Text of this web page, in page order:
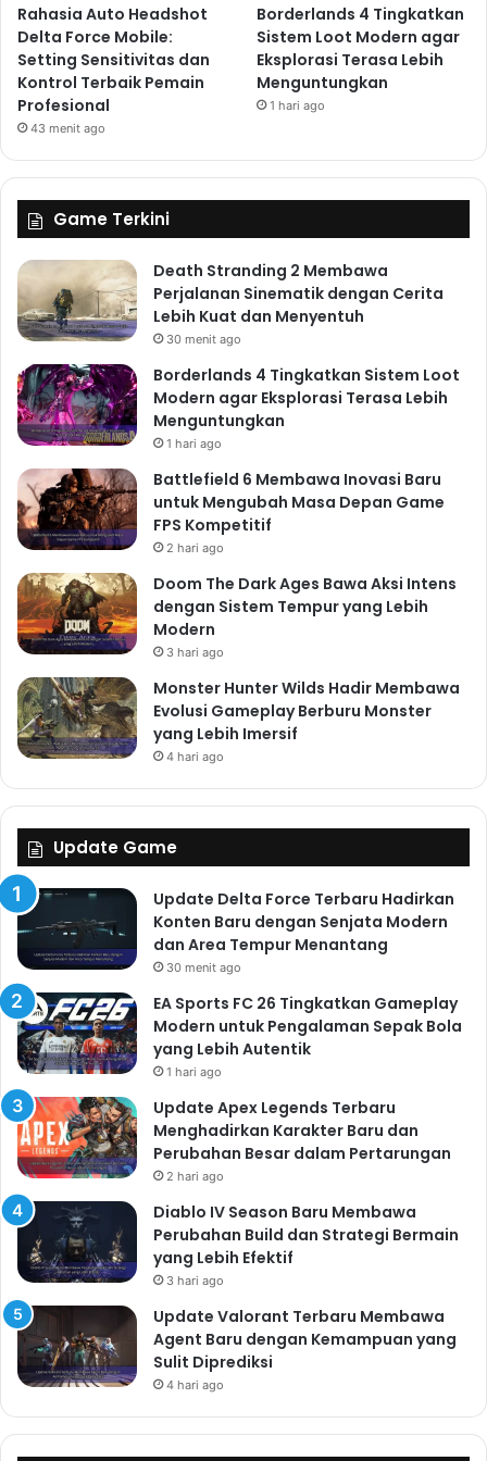
Rahasia Auto Headshot
Delta Force Mobile:
Setting Sensitivitas dan
Kontrol Terbaik Pemain
Profesional
43 menit ago
Borderlands 4 Tingkatkan
Sistem Loot Modern agar
Eksplorasi Terasa Lebih
Menguntungkan
1 hari ago
Game Terkini
Death Stranding 2 Membawa
Perjalanan Sinematik dengan Cerita
Lebih Kuat dan Menyentuh
30 menit ago
Borderlands 4 Tingkatkan Sistem Loot
Modern agar Eksplorasi Terasa Lebih
Menguntungkan
1 hari ago
Battlefield 6 Membawa Inovasi Baru
untuk Mengubah Masa Depan Game
FPS Kompetitif
2 hari ago
Doom The Dark Ages Bawa Aksi Intens
dengan Sistem Tempur yang Lebih
Modern
3 hari ago
Monster Hunter Wilds Hadir Membawa
Evolusi Gameplay Berburu Monster
yang Lebih Imersif
4 hari ago
Update Game
Update Delta Force Terbaru Hadirkan
Konten Baru dengan Senjata Modern
dan Area Tempur Menantang
30 menit ago
EA Sports FC 26 Tingkatkan Gameplay
Modern untuk Pengalaman Sepak Bola
yang Lebih Autentik
1 hari ago
Update Apex Legends Terbaru
Menghadirkan Karakter Baru dan
Perubahan Besar dalam Pertarungan
2 hari ago
Diablo IV Season Baru Membawa
Perubahan Build dan Strategi Bermain
yang Lebih Efektif
3 hari ago
Update Valorant Terbaru Membawa
Agent Baru dengan Kemampuan yang
Sulit Diprediksi
4 hari ago